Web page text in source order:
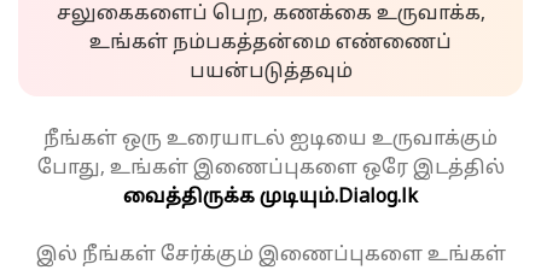
சலுகைகளைப் பெற, கணக்கை உருவாக்க,
உங்கள் நம்பகத்தன்மை எண்ணைப்
பயன்படுத்தவும்
நீங்கள் ஒரு உரையாடல் ஐடியை உருவாக்கும்
போது, உங்கள் இணைப்புகளை ஒரே இடத்தில்
வைத்திருக்க முடியும்.Dialog.lk
இல் நீங்கள் சேர்க்கும் இணைப்புகளை உங்கள்